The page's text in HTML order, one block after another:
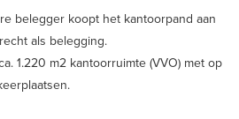
belegger koopt het kantoorpand aan
als belegging.
1.220 m2 kantoorruimte (VVO) met op